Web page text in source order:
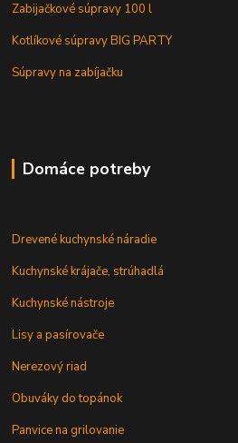
Zabijačkové súpravy 100 l
Kotlíkové súpravy BIG PARTY
Súpravy na zabíjačku
Domáce potreby
Drevené kuchynské náradie
Kuchynské krájače, strúhadlá
Kuchynské nástroje
Lisy a pasírovače
Nerezový riad
Obuváky do topánok
Panvice na grilovanie